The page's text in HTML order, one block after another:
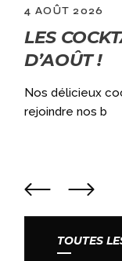
4 AOÛT 2026
LES
D’AOÛT !
Nos délicieux
rejoindre nos b
TOUTES